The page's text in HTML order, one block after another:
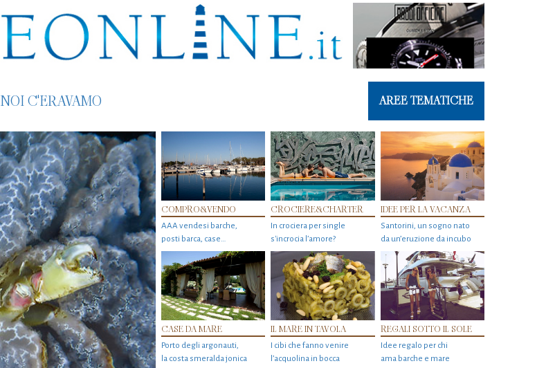
NOI C'ERAVAMO AREE TEMATICHE
COMPRO&VENDO
AAA vendesi barche,
posti barca, case…
CROCIERE&CHARTER
In crociera per single
s'incrocia l’amore?
IDEE PER LA VACANZA
Santorini, un sogno nato
da un’eruzione da incubo
CASE DA MARE
Porto degli argonauti,
la costa smeralda jonica
IL MARE IN TAVOLA
I cibi che fanno venire
l’acquolina in bocca
REGALI SOTTO IL SOLE
Idee regalo per chi
ama barche e mare